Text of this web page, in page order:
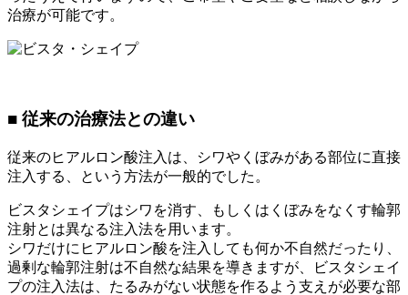
治療が可能です。
■ 従来の治療法との違い
従来のヒアルロン酸注入は、シワやくぼみがある部位に直接
注入する、という方法が一般的でした。
ビスタシェイプはシワを消す、もしくはくぼみをなくす輪郭
注射とは異なる注入法を用います。
シワだけにヒアルロン酸を注入しても何か不自然だったり、
過剰な輪郭注射は不自然な結果を導きますが、ビスタシェイ
プの注入法は、たるみがない状態を作るよう支えが必要な部